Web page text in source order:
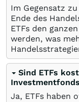
Im Gegensatz
Ende des
ETFs den
werden, was
Sind ETFs
Ja, ETFs haben